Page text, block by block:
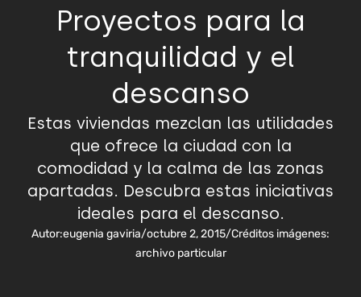
Proyectos para la
tranquilidad y el
descanso
Estas viviendas mezclan las utilidades
que ofrece la ciudad con la
comodidad y la calma de las zonas
apartadas. Descubra estas iniciativas
ideales para el descanso.
Autor:eugenia gaviria/octubre 2, 2015/Créditos imágenes:
archivo particular